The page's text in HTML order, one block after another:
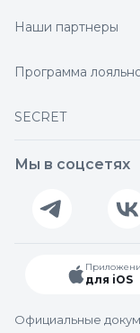
Наши партнеры
Программа
SECRET
Мы в соцсетях
для iOS
Официальные